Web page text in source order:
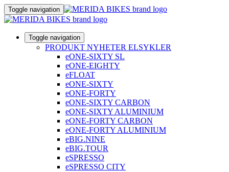
Toggle navigation
Toggle navigation
PRODUKT NYHETER ELSYKLER
eONE-SIXTY SL
eONE-EIGHTY
eFLOAT
eONE-SIXTY
eONE-FORTY
eONE-SIXTY CARBON
eONE-SIXTY ALUMINIUM
eONE-FORTY CARBON
eONE-FORTY ALUMINIUM
eBIG.NINE
eBIG.TOUR
eSPRESSO
eSPRESSO CITY